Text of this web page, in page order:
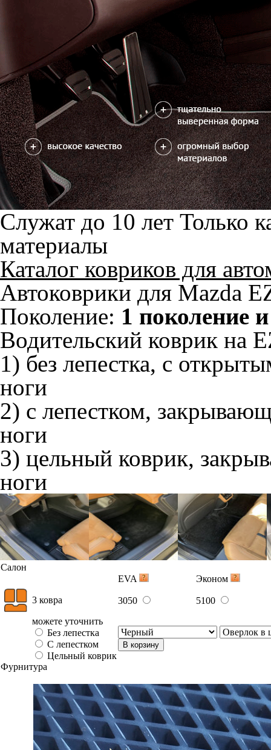
Служат до 10 лет Только
материалы
Каталог ковриков для
Автоковрики для Mazda
Поколение: 1 поколение
Водительский коврик на
1) без лепестка, с
ноги
2) с лепестком,
ноги
3) цельный коврик,
ноги
Салон
EVA
Эконом
3 ковра 3050
5100
можете уточнить
Без лепестка
С лепестком
Цельный коврик
В корзину
Фурнитура